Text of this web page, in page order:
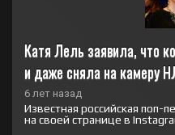
Катя Лель заявила, что
и даже сняла на камеру
6 лет назад
Известная российская поп-
на своей странице в